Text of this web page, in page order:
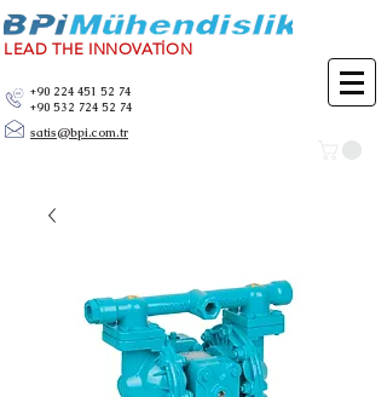
LEAD THE INNOVATİON
+90 224 451 52 74
+90 532 724 52 74
satis@bpi.com.tr